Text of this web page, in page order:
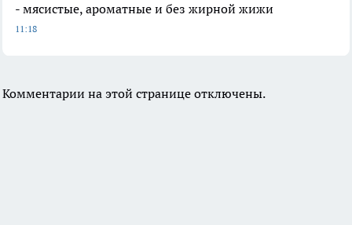
- мясистые, ароматные и без жирной жижи
11:18
Комментарии на этой странице отключены.